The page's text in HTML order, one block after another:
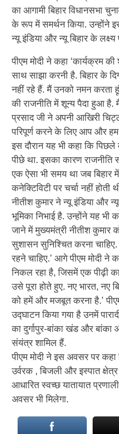
का आगामी बिहार विधानसभा
के रूप में समर्थन किया. उन्‍होंने
न्‍यू इंडिया और न्‍यू बिहार के
पीएम मोदी ने कहा
साथ साझा करनी है. बिहार के
नहीं रहे हैं. मैं उनको नमन करता
की राजनीति में शून्य पैदा हुआ
प्रसाद जी ने अपनी आखिरी
परिपूर्ण करने के लिए आप और हम
इस दौरान यह भी कहा कि
पीछे था. इसका कारण
एक ऐसा भी समय था जब
कनेक्टिविटी पर चर्चा नहीं
नीतीश कुमार ने न्‍यू इंडिया और
भूमिका निभाई है. उन्‍होंने यह भी
जाने में मुख्यमंत्री नीतीश कुमार
सुशासन सुनिश्चित करना
रहने चाहिए.’ आगे पीएम मोदी ने
निकल रहा है, जिसमें एक पीढ़ी
उसे पूरा होते हुए. नए भारत, नए
को हमें और मजबूत करना है.’
उद्घाटन किया गया है उनमें
का दुर्गापुर-बांका खंड और बांका
संयंत्र शामिल हैं.
पीएम मोदी ने इस अवसर पर कहा
उर्वरक , बिजली और इस्पात
आधारित स्वच्छ यातायात
अवसर भी मिलेगा.